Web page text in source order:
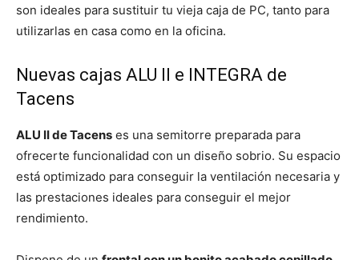
son ideales para sustituir tu vieja caja de PC, tanto para
utilizarlas en casa como en la oficina.
Nuevas cajas ALU II e INTEGRA de
Tacens
ALU II de Tacens es una semitorre preparada para
ofrecerte funcionalidad con un diseño sobrio. Su espacio
está optimizado para conseguir la ventilación necesaria y
las prestaciones ideales para conseguir el mejor
rendimiento.